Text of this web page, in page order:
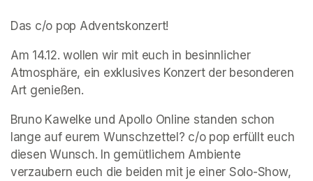
Das c/o pop Adventskonzert!
Am 14.12. wollen wir mit euch in besinnlicher
Atmosphäre, ein exklusives Konzert der besonderen
Art genießen.
Bruno Kawelke und Apollo Online standen schon
lange auf eurem Wunschzettel? c/o pop erfüllt euch
diesen Wunsch. In gemütlichem Ambiente
verzaubern euch die beiden mit je einer Solo-Show,